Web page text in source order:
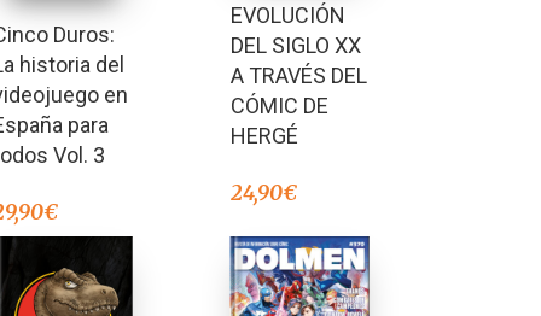
Duros:
historia del
en
para
Vol. 3
€
EVOLUCIÓN
DEL SIGLO XX
A TRAVÉS DEL
CÓMIC DE
HERGÉ
24,90€